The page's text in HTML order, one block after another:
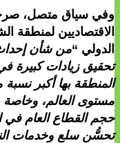
وفي سياق متصل،
الاقتصاديين لمنطقة
الدولي “من شأن
تحقيق زيادات كبيرة في
المنطقة بها أكبر
مستوى العالم،
حجم القطاع العام في
تحسُّن سلع وخدمات